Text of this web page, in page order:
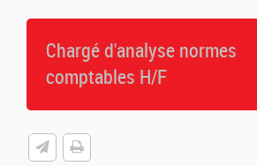
Chargé d'analyse normes
comptables H/F